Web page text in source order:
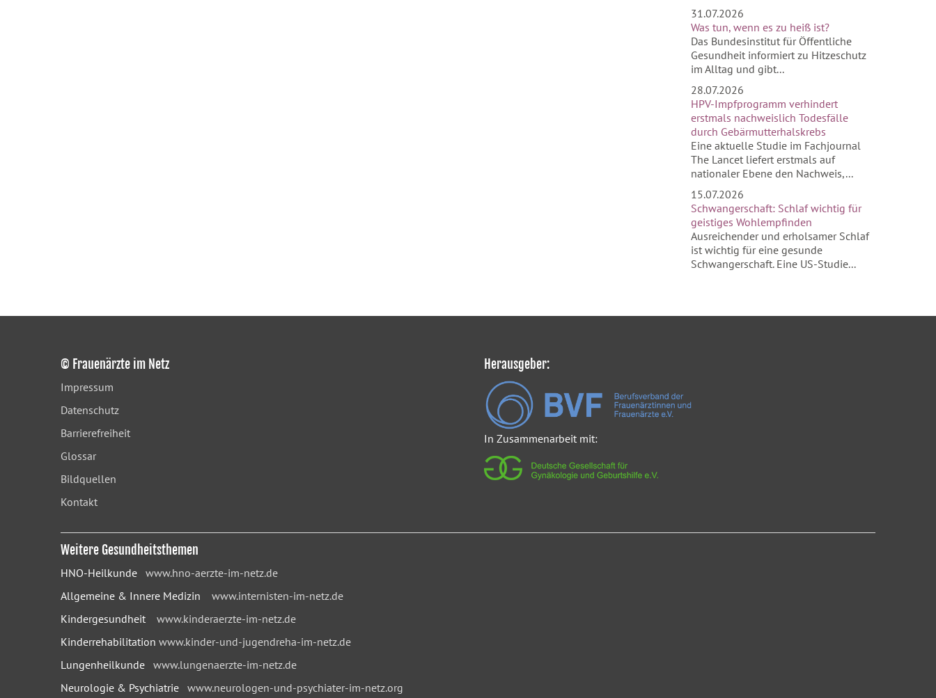
31.07.2026
Was tun, wenn es zu heiß ist?
Das Bundesinstitut für Öffentliche
Gesundheit informiert zu Hitzeschutz
im Alltag und gibt...
28.07.2026
HPV-Impfprogramm verhindert
erstmals nachweislich Todesfälle
durch Gebärmutterhalskrebs
Eine aktuelle Studie im Fachjournal
The Lancet liefert erstmals auf
nationaler Ebene den Nachweis,...
15.07.2026
Schwangerschaft: Schlaf wichtig für
geistiges Wohlempfinden
Ausreichender und erholsamer Schlaf
ist wichtig für eine gesunde
Schwangerschaft. Eine US-Studie...
© Frauenärzte im Netz
Impressum
Datenschutz
Barrierefreiheit
Glossar
Bildquellen
Kontakt
Herausgeber:
In Zusammenarbeit mit:
Weitere Gesundheitsthemen
HNO-Heilkunde www.hno-aerzte-im-netz.de
Allgemeine & Innere Medizin www.internisten-im-netz.de
Kindergesundheit www.kinderaerzte-im-netz.de
Kinderrehabilitation www.kinder-und-jugendreha-im-netz.de
Lungenheilkunde www.lungenaerzte-im-netz.de
Neurologie & Psychiatrie www.neurologen-und-psychiater-im-netz.org